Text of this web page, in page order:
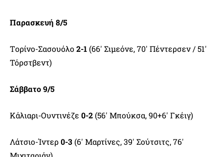
Παρασκευή 8/5
Tορίνο-Σασουόλο2-1(66′ Σιμεόνε, 70′ Πέντερσεν / 51′
Τόρστβεντ)
Σάββατο 9/5
Κάλιαρι-Ουντινέζε 0-2(56′ Μπούκσα, 90+6′ Γκέιγ)
Λάτσιο-Ίντερ0-3(6′ Μαρτίνες, 39′ Σούτσιτς, 76′